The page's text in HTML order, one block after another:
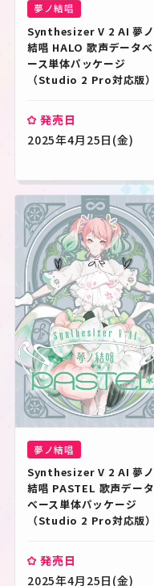
夢ノ結唱
Synthesizer V 2 AI 夢ノ
結唱 HALO 歌声データべ
ース単体パッケージ
（Studio 2 Pro対応版）
発売日
2025年4月25日(金)
夢ノ結唱
Synthesizer V 2 AI 夢ノ
結唱 PASTEL 歌声データ
べース単体パッケージ
（Studio 2 Pro対応版）
発売日
2025年4月25日(金)